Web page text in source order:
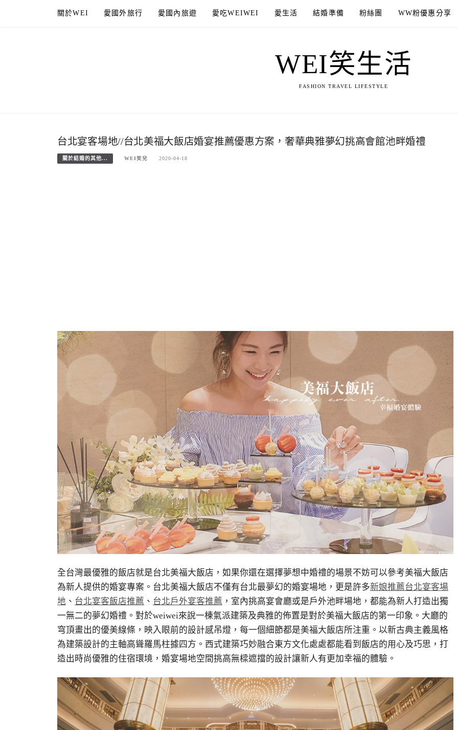
關於WEI 愛國外旅行 愛國內旅遊 愛吃WEIWEI 愛生活 結婚準備 粉絲團 WW粉優惠分享
WEI笑生活
FASHION TRAVEL LIFESTYLE
台北宴客場地//台北美福大飯店婚宴推薦優惠方案，奢華典雅夢幻挑高會館池畔婚禮
關於結婚的其他... WEI笑兒 2020-04-18
全台灣最優雅的飯店就是台北美福大飯店 ，如果你還在選擇夢想中婚禮的場景不妨可以參考美福大飯店
為新人提供的婚宴專案。台北美福大飯店不僅有台北最夢幻的婚宴場地，更是許多新娘推薦台北宴客場
地 、 台北宴客飯店推薦 、 台北戶外宴客推薦 ，室內挑高宴會廳或是戶外池畔場地，都能為新人打造出獨
一無二的夢幻婚禮。對於weiwei來說一棟氣派建築及典雅的佈置是對於美福大飯店的第一印象。 大廳的
穹頂畫出的優美線條，映入眼前的設計感吊燈 ，每一個細節都是美福大飯店所注重 。以新古典主義風格
為建築設計的主軸高聳羅馬柱據四方。西式建築巧妙融合東方文化處處都能看到飯店的用心及巧思，打
造出時尚優雅的住宿環境，婚宴場地空間挑高無樑遮擋的設計讓新人有更加幸福的體驗 。